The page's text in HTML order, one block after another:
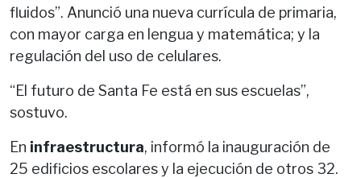
fluidos”. Anunció una nueva currícula de primaria,
con mayor carga en lengua y matemática; y la
regulación del uso de celulares.
“El futuro de Santa Fe está en sus escuelas”,
sostuvo.
En infraestructura, informó la inauguración de
25 edificios escolares y la ejecución de otros 32.